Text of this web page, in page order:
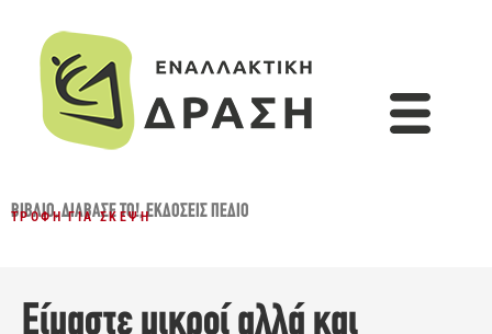
ΒΙΒΛΊΟ,ΔΙΆΒΑΣΈ ΤΟ!,ΕΚΔΌΣΕΙΣ ΠΕΔΊΟ
ΤΡΟΦΉ ΓΙΑ ΣΚΈΨΗ
Είμαστε μικροί αλλά και